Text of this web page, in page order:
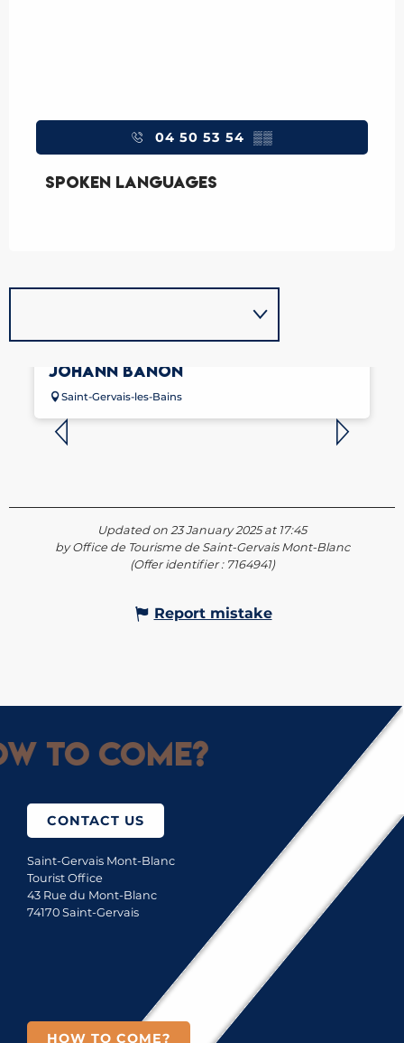
04 50 53 54 ▒▒
Spoken languages
Spoken languages
JOHANN BANON
Saint-Gervais-les-Bains
Updated on 23 January 2025 at 17:45
by Office de Tourisme de Saint-Gervais Mont-Blanc
(Offer identifier : 7164941)
Report mistake
to come?
CONTACT US
Saint-Gervais Mont-Blanc
Tourist Office
43 Rue du Mont-Blanc
74170 Saint-Gervais
HOW TO COME?